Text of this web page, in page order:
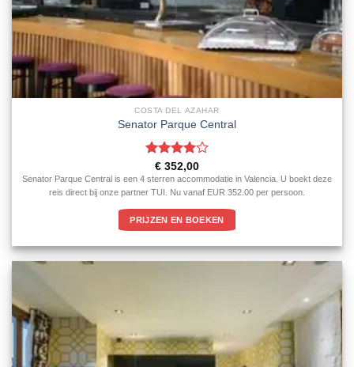
COSTA DEL AZAHAR
Senator Parque Central
Gewaardeerd
4uit 5
€ 352,00
Senator Parque Central is een 4 sterren accommodatie in Valencia. U boekt deze
reis direct bij onze partner TUI. Nu vanaf EUR 352.00 per persoon.
PRIJZEN EN BOEKEN